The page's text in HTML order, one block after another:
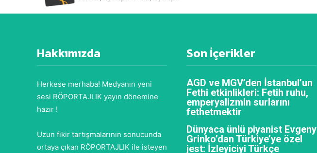
Hakkımızda
Herkese merhaba! Medyanın yeni
sesi RÖPORTAJLIK yayın dönemine
hazır !
Uzun fikir tartışmalarının sonucunda
ortaya çıkan RÖPORTAJLIK ile isteyen
Son İçerikler
AGD ve MGV’den İstanbul’un
Fethi etkinlikleri: Fetih ruhu,
emperyalizmin surlarını
fethetmektir
Dünyaca ünlü piyanist Evgeny
Grinko’dan Türkiye’ye özel
jest: İzleyiciyi Türkçe